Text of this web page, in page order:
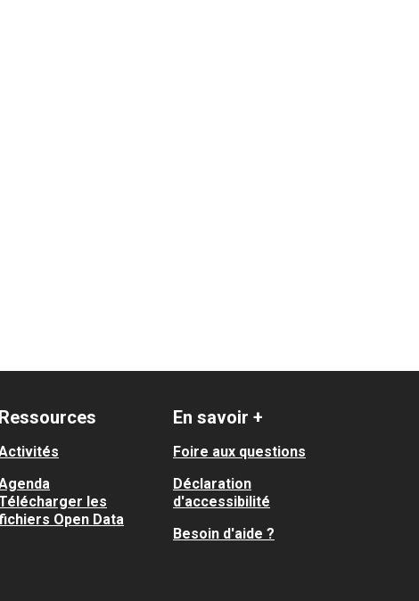
/ Le Busca / Ile du Ramier / Monplaisir
Ressources
les
Open Data
En savoir +
Foire aux questions
Déclaration
d'accessibilité
Besoin d'aide ?